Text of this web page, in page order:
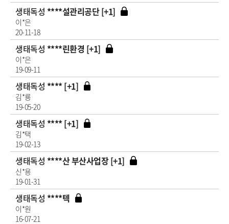
생태독성 ****설관리공단 [+1]
이*은
20-11-18
생태독성 ****린환경 [+1]
이*은
19-09-11
생태독성 **** [+1]
김*룡
19-05-20
생태독성 **** [+1]
김*택
19-02-13
생태독성 ****산 부산사업장 [+1]
신*용
19-01-31
생태독성 ****텍
이*원
16-07-21